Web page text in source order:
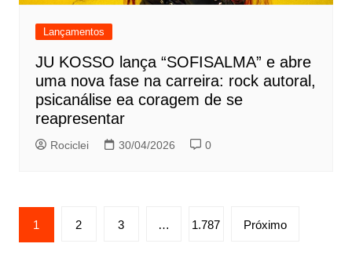
Lançamentos
JU KOSSO lança “SOFISALMA” e abre
uma nova fase na carreira: rock autoral,
psicanálise ea coragem de se
reapresentar
Rociclei 30/04/2026 0
Paginação
de
1 2 3 … 1.787 Próximo